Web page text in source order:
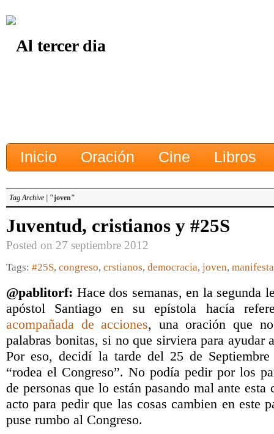
Inicio Oración Cine Libros
Tag Archive | "joven"
Juventud, cristianos y #25S
Posted on 27 septiembre 2012
Tags: #25S, congreso, crstianos, democracia, joven,
@pablitorf: Hace dos semanas, en la segunda
apóstol Santiago en su epístola hacía
acompañada de acciones, una oración que
palabras bonitas, si no que sirviera para ayudar
Por eso, decidí la tarde del 25 de
“rodea el Congreso”. No podía pedir por los
de personas que lo están pasando mal ante
acto para pedir que las cosas cambien en este
puse rumbo al Congreso.